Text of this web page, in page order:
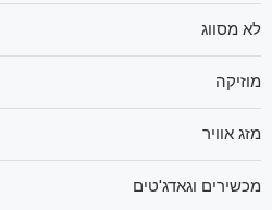
לא מסווג
מוזיקה
מזג אוויר
מכשירים וגאדג'טים